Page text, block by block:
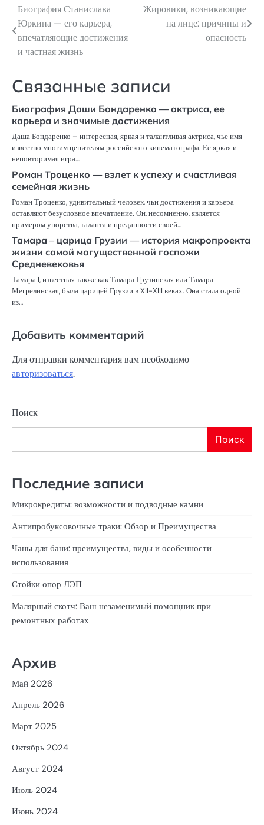
Навигация
по
записям
Биография Станислава
Юркина — его карьера,
впечатляющие достижения
и частная жизнь
Жировики, возникающие
на лице: причины и
опасность
Связанные записи
Биография Даши Бондаренко — актриса, ее
карьера и значимые достижения
Даша Бондаренко – интересная, яркая и талантливая актриса, чье имя
известно многим ценителям российского кинематографа. Ее яркая и
неповторимая игра…
Роман Троценко — взлет к успеху и счастливая
семейная жизнь
Роман Троценко, удивительный человек, чьи достижения и карьера
оставляют безусловное впечатление. Он, несомненно, является
примером упорства, таланта и преданности своей…
Тамара – царица Грузии — история макропроекта
жизни самой могущественной госпожи
Средневековья
Тамара I, известная также как Тамара Грузинская или Тамара
Мегрелинская, была царицей Грузии в XII-XIII веках. Она стала одной
из…
Добавить комментарий
Для отправки комментария вам необходимо
авторизоваться.
Поиск
Поиск
Последние записи
Микрокредиты: возможности и подводные камни
Антипробуксовочные траки: Обзор и Преимущества
Чаны для бани: преимущества, виды и особенности
использования
Стойки опор ЛЭП
Малярный скотч: Ваш незаменимый помощник при
ремонтных работах
Архив
Май 2026
Апрель 2026
Март 2025
Октябрь 2024
Август 2024
Июль 2024
Июнь 2024